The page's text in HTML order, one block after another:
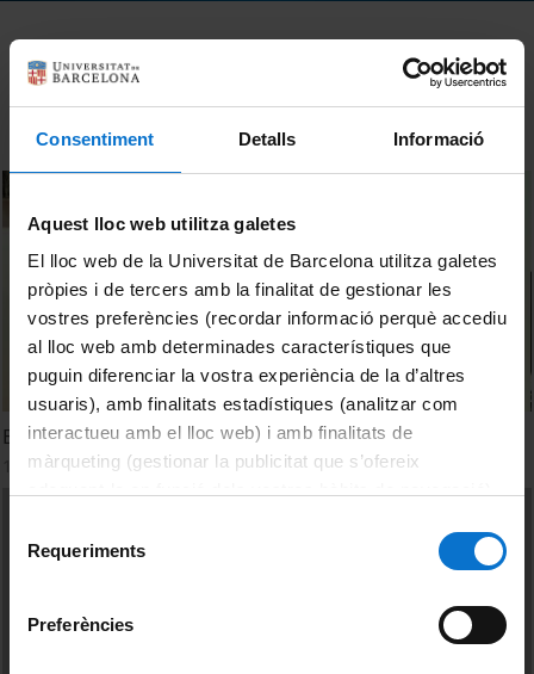
Consentiment Detalls Informació
Aquest lloc web utilitza galetes
El lloc web de la Universitat de Barcelona utilitza galetes
pròpies i de tercers amb la finalitat de gestionar les
vostres preferències (recordar informació perquè accediu
al lloc web amb determinades característiques que
puguin diferenciar la vostra experiència de la d’altres
usuaris), amb finalitats estadístiques (analitzar com
interactueu amb el lloc web) i amb finalitats de
màrqueting (gestionar la publicitat que s’ofereix
consultar laPolítica de galetes del lloc web de la
Requeriments
Preferències
Ordenar
Experiencias de dinamización en artes visuales
1 Diciembre, 2011